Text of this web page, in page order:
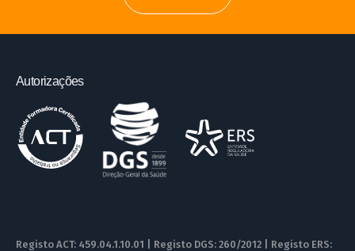
Autorizações
Registo ACT: 459.04.1.10.01 | Registo DGS: 260/2012 | Registo ERS: